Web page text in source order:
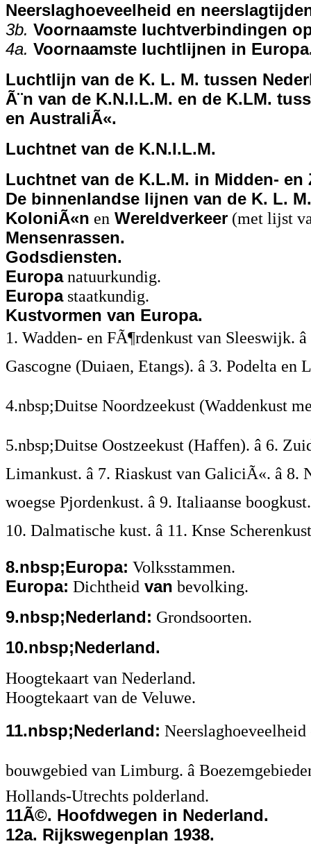
Neerslaghoeveelheid en
3b. Voornaamste luchtverbindingen
4a. Voornaamste luchtlijnen in
Luchtlijn van de K. L. M. tussen
Ã¨n van de K.N.I.L.M. en de K.LM.
en AustraliÃ«.
Luchtnet van de K.N.I.L.M.
Luchtnet van de K.L.M. in Midden- en
De binnenlandse lijnen van de K. L. M.
KoloniÃ«n en Wereldverkeer (met lijst
Mensenrassen.
Godsdiensten.
Europanatuurkundig.
Europastaatkundig.
Kustvormen van Europa.
1. Wadden- en FÃ¶rdenkust van Sleeswijk.
Gascogne (Duiaen, Etangs). â 3. Podelta en
4.nbsp;Duitse Noordzeekust (Waddenkust
5.nbsp;Duitse Oostzeekust (Haffen). â 6.
Limankust. â 7. Riaskust van GaliciÃ«. â 8.
woegse Pjordenkust. â 9. Italiaanse boogkust.
10. Dalmatische kust. â 11. Knse
8.nbsp;Europa: Volksstammen.
Europa: Dichtheid van bevolking.
9.nbsp;Nederland: Grondsoorten.
10.nbsp;Nederland.
Hoogtekaart van Nederland.
Hoogtekaart van de Veluwe.
11.nbsp;Nederland: Neerslaghoeveelheid
bouwgebied van Limburg. â
Hollands-Utrechts polderland.
11Ã©. Hoofdwegen in Nederland.
12a. Rijkswegenplan 1938.